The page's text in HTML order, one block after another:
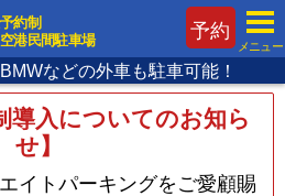
約制
港民間駐車場
予約
メニュー
などの外車も駐車可能！
導入についてのお知ら
せ】
イトパーキングをご愛顧賜